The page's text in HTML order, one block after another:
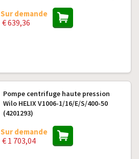
Sur demande
€ 639,36
Pompe centrifuge haute pression
Wilo HELIX V1006-1/16/E/S/400-50
(4201293)
Sur demande
€ 1 703,04